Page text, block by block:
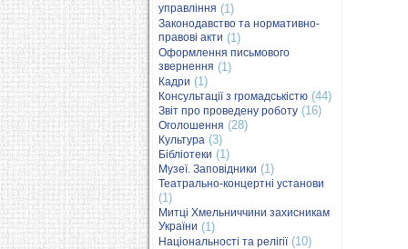
управління (1)
Законодавство та нормативно-
правові акти (1)
Оформлення письмового
звернення (1)
Кадри (1)
Консультації з громадськістю (44)
Звіт про проведену роботу (16)
Оголошення (28)
Культура (3)
Бібліотеки (1)
Музеї. Заповідники (1)
Театрально-концертні установи
(1)
Митці Хмельниччини захисникам
України (1)
Національності та релігії(10)